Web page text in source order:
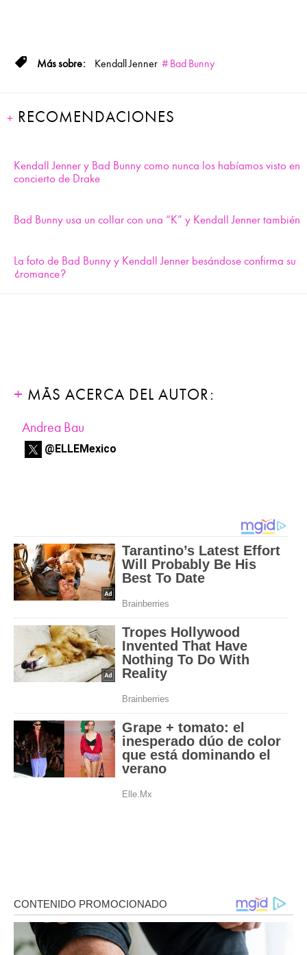
Kendall Jenner Bad Bunny
RECOMENDACIONES
Kendall Jenner y Bad Bunny como nunca los habíamos visto en
concierto de Drake
Bad Bunny usa un collar con una “K” y Kendall Jenner también
La foto de Bad Bunny y Kendall Jenner besándose confirma su
¿romance?
MÁS ACERCA DEL AUTOR:
Andrea Bau
@ELLEMexico